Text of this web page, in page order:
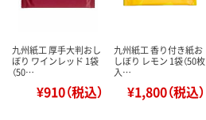
九州紙工 厚手大判おし
ぼり ワインレッド 1袋
（50…
¥910（税込）
九州紙工 香り付き紙お
しぼり レモン 1袋（50枚
入…
¥1,800（税込）